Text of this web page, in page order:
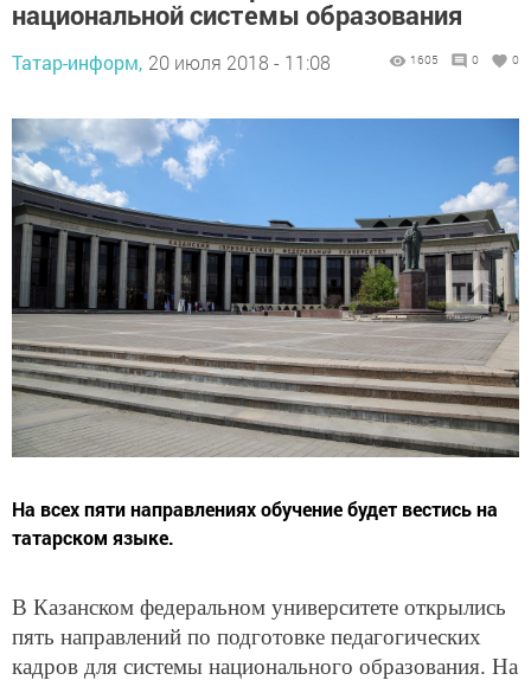
национальной системы образования
Татар-информ, 20 июля 2018 - 11:08 1605 0 0
На всех пяти направлениях обучение будет вестись на
татарском языке.
В Казанском федеральном университете открылись
пять направлений по подготовке педагогических
кадров для системы национального образования. На